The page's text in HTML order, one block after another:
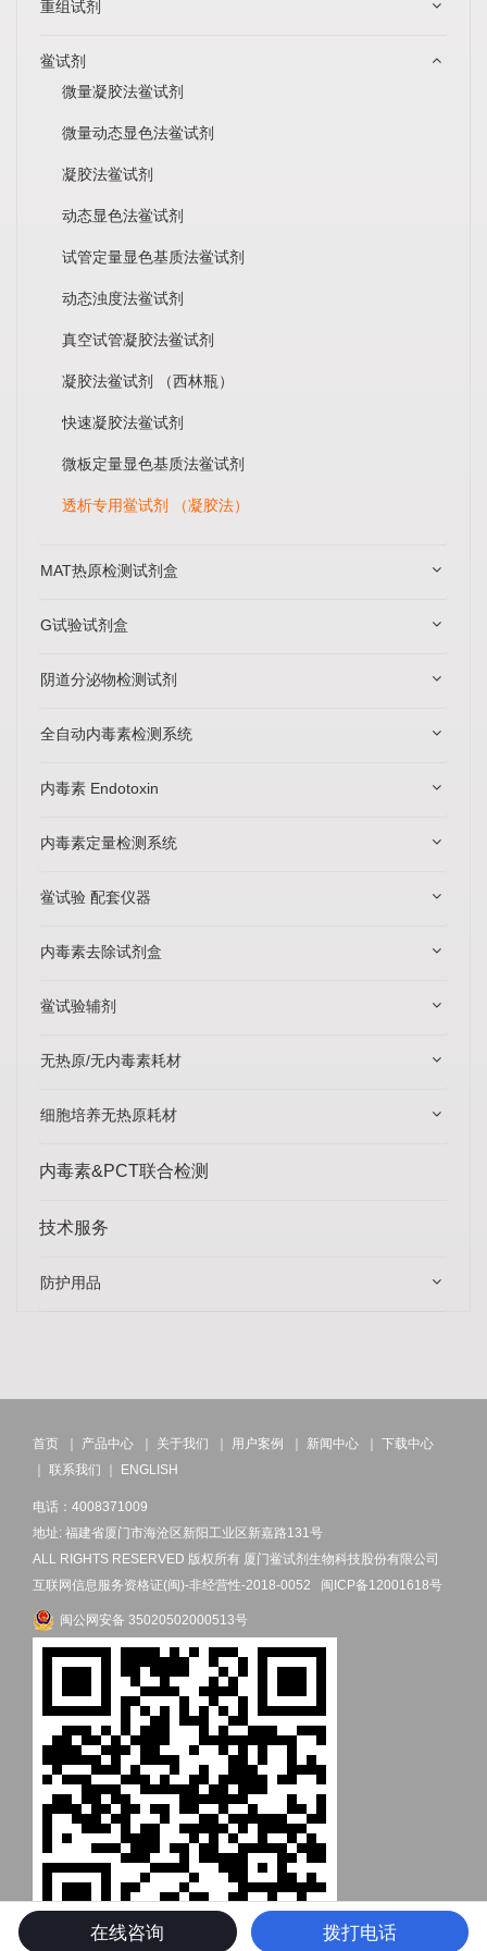
重组试剂
鲎试剂
微量凝胶法鲎试剂
微量动态显色法鲎试剂
凝胶法鲎试剂
动态显色法鲎试剂
试管定量显色基质法鲎试剂
动态浊度法鲎试剂
真空试管凝胶法鲎试剂
凝胶法鲎试剂 （西林瓶）
快速凝胶法鲎试剂
微板定量显色基质法鲎试剂
透析专用鲎试剂 （凝胶法）
MAT热原检测试剂盒
G试验试剂盒
阴道分泌物检测试剂
全自动内毒素检测系统
内毒素 Endotoxin
内毒素定量检测系统
鲎试验 配套仪器
内毒素去除试剂盒
鲎试验辅剂
无热原/无内毒素耗材
细胞培养无热原耗材
内毒素&PCT联合检测
技术服务
防护用品
首页 ｜ 产品中心 ｜ 关于我们 ｜ 用户案例 ｜ 新闻中心 ｜ 下载中心
｜ 联系我们 ｜ ENGLISH
电话：4008371009
地址: 福建省厦门市海沧区新阳工业区新嘉路131号
ALL RIGHTS RESERVED 版权所有 厦门鲎试剂生物科技股份有限公司
互联网信息服务资格证(闽)-非经营性-2018-0052 闽ICP备12001618号
闽公网安备 35020502000513号
在线咨询 拨打电话